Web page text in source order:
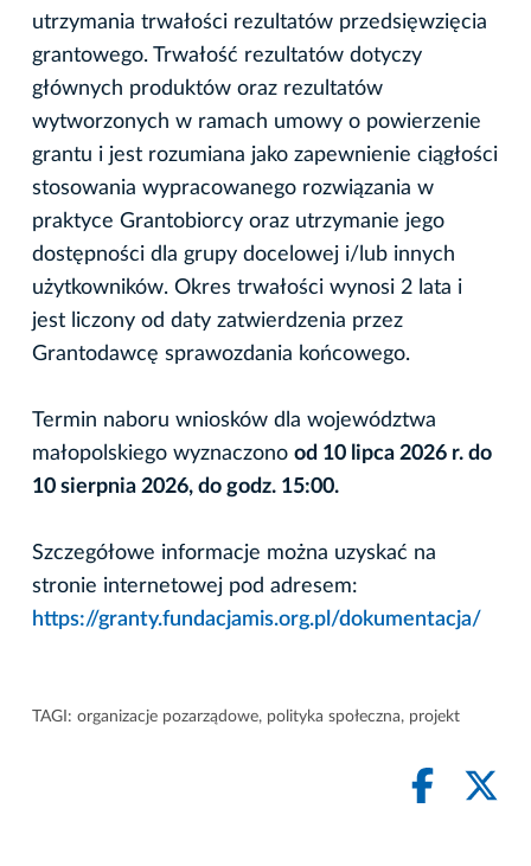
utrzymania trwałości rezultatów przedsięwzięcia
grantowego. Trwałość rezultatów dotyczy
głównych produktów oraz rezultatów
wytworzonych w ramach umowy o powierzenie
grantu i jest rozumiana jako zapewnienie ciągłości
stosowania wypracowanego rozwiązania w
praktyce Grantobiorcy oraz utrzymanie jego
dostępności dla grupy docelowej i/lub innych
użytkowników. Okres trwałości wynosi 2 lata i
jest liczony od daty zatwierdzenia przez
Grantodawcę sprawozdania końcowego.
Termin naboru wniosków dla województwa
małopolskiego wyznaczono od 10 lipca 2026 r. do
10 sierpnia 2026, do godz. 15:00.
Szczegółowe informacje można uzyskać na
stronie internetowej pod adresem:
https://granty.fundacjamis.org.pl/dokumentacja/
TAGI: organizacje pozarządowe, polityka społeczna, projekt